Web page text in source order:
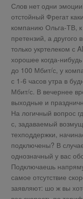
Слов нет одни
отстойный Фрегат
компанию Ольга-ТВ,
претензий, а другого
только укртелеком с
хорошее когда-
до 100 Мбит/с, у
с 1-6 часов утра в
Мбит/с. В вечернее
выходные и
На логичный вопрос
с, задаваемый
техподдержки,
подключены? В
однозначный у вас
Подключаешь
самое отсутствие
заявляют: шо ж вы